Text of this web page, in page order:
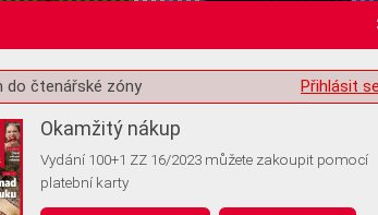
ukládáním volitelných informací
Přihlásit
do čtenářské zóny
Okamžitý nákup
Vydání 100+1 ZZ 16/2023 můžete zakoupit pomocí
platební karty